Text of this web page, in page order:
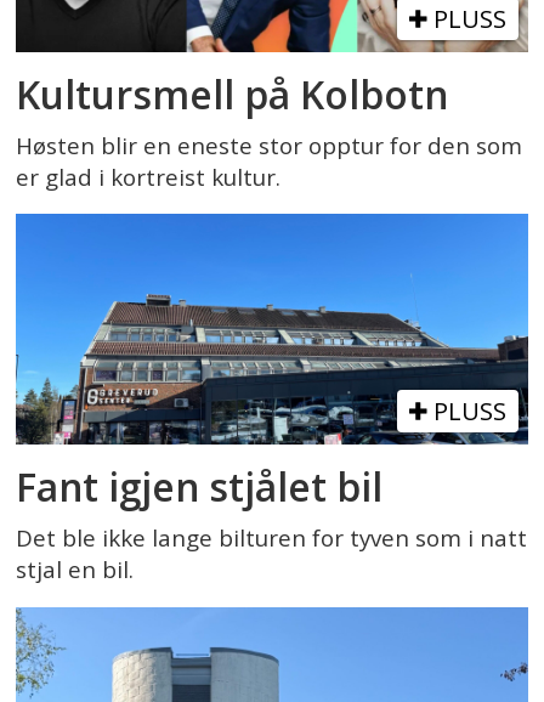
PLUSS
Kultursmell på Kolbotn
Høsten blir en eneste stor opptur for den som
er glad i kortreist kultur.
PLUSS
Fant igjen stjålet bil
Det ble ikke lange bilturen for tyven som i natt
stjal en bil.